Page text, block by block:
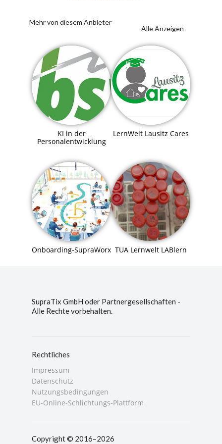
Mehr von diesem Anbieter
Alle Anzeigen
KI in der
Personalentwicklung
LernWelt Lausitz Cares
Onboarding-SupraWorx TUA Lernwelt LABlern
SupraTix GmbH oder Partnergesellschaften -
Alle Rechte vorbehalten.
Rechtliches
Impressum
Datenschutz
Nutzungsbedingungen
EU-Online-Schlichtungs-Plattform
Copyright © 2016–2026